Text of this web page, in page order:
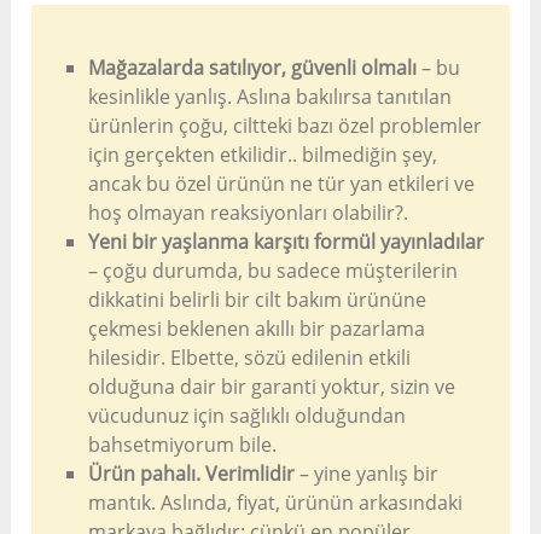
Mağazalarda satılıyor, güvenli olmalı– bu
kesinlikle yanlış. Aslına bakılırsa tanıtılan
ürünlerin çoğu, ciltteki bazı özel problemler
için gerçekten etkilidir.. bilmediğin şey,
ancak bu özel ürünün ne tür yan etkileri ve
hoş olmayan reaksiyonları olabilir?.
Yeni bir yaşlanma karşıtı formül yayınladılar
– çoğu durumda, bu sadece müşterilerin
dikkatini belirli bir cilt bakım ürününe
çekmesi beklenen akıllı bir pazarlama
hilesidir. Elbette, sözü edilenin etkili
olduğuna dair bir garanti yoktur, sizin ve
vücudunuz için sağlıklı olduğundan
bahsetmiyorum bile.
Ürün pahalı. Verimlidir– yine yanlış bir
mantık. Aslında, fiyat, ürünün arkasındaki